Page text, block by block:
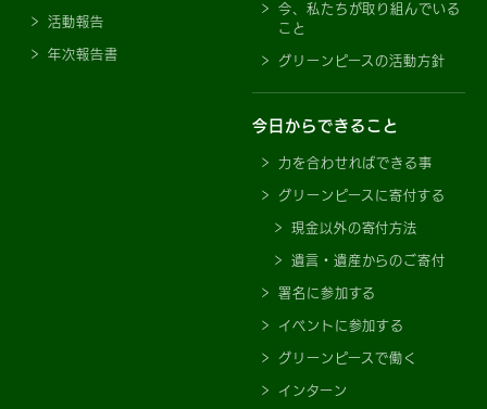
活動報告
年次報告書
今、私たちが取り組んでいる
こと
グリーンピースの活動方針
今日からできること
力を合わせればできる事
グリーンピースに寄付する
現金以外の寄付方法
遺言・遺産からのご寄付
署名に参加する
イベントに参加する
グリーンピースで働く
インターン